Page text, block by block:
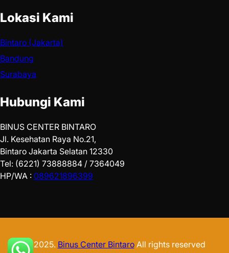
Lokasi Kami
Bintaro (Jakarta)
Bandung
Surabaya
Hubungi Kami
BINUS CENTER BINTARO
Jl. Kesehatan Raya No.21,
Bintaro Jakarta Selatan 12330
Tel: (6221) 73888884 / 7364049
HP/WA : 089621896399
© 2025. Binus Center BintaroAll rights reserved